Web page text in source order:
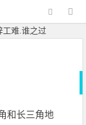
工难.谁之过
和长三角地